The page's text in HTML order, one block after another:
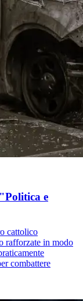
e
cattolico
rafforzate in modo
combattere